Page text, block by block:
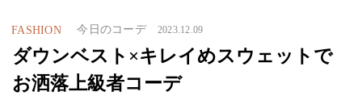
FASHION 今日のコーデ 2023.12.09
ダウンベスト×キレイめスウェットで
お洒落上級者コーデ